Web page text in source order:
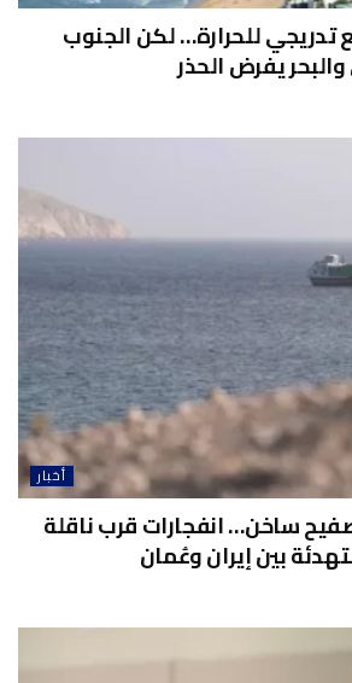
للحرارة… لكن الجنوب
يفرض الحذر
أخبار
ساخن… انفجارات قرب ناقلة
بين إيران وعُمان